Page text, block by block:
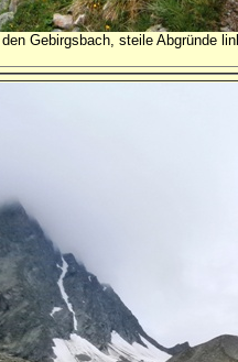
Gebirgsbach, steile Abgründe